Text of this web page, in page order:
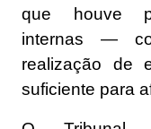
que houve
internas —
realização de
suficiente para